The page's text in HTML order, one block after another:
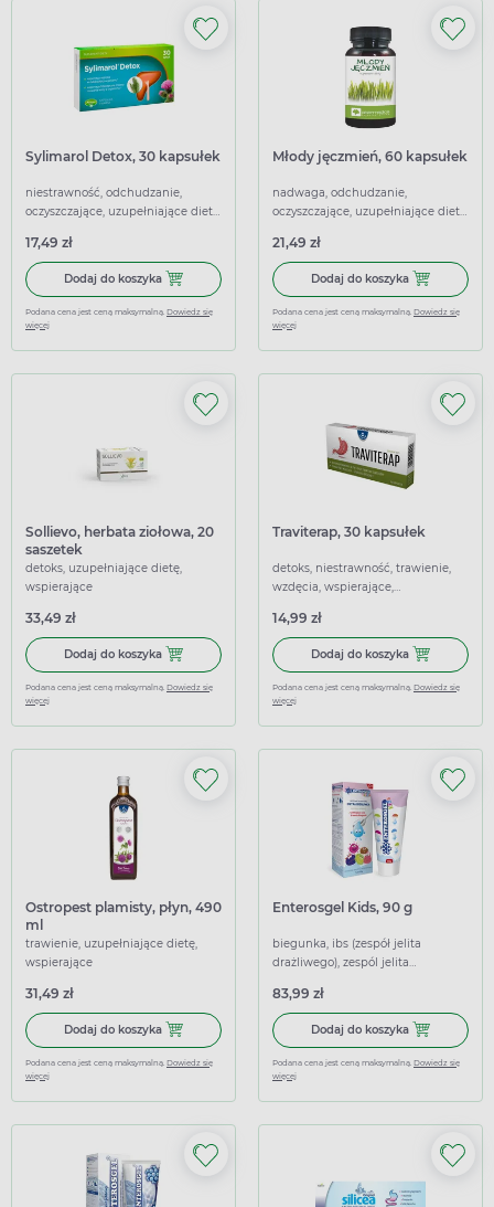
Sylimarol Detox, 30 kapsułek
niestrawność, odchudzanie,
oczyszczające, uzupełniające dietę,
17,49 zł
Dodaj do koszyka Dodaj do koszyka Sylimarol Detox, 30 kapsułek
Podana cena jest ceną maksymalną. Dowiedz się
więcej
Młody jęczmień, 60 kapsułek
nadwaga, odchudzanie,
oczyszczające, uzupełniające dietę,
21,49 zł
Dodaj do koszyka Dodaj do
Podana cena jest ceną maksymalną. Dowiedz się
więcej
Sollievo, herbata ziołowa, 20
saszetek
detoks, uzupełniające dietę,
wspierające
33,49 zł
Dodaj do koszyka Dodaj do koszyka Sollievo, herbata ziołowa, 20 saszetek
Podana cena jest ceną maksymalną. Dowiedz się
więcej
Traviterap, 30 kapsułek
detoks, niestrawność, trawienie,
wzdęcia, wspierające,
14,99 zł
Dodaj do koszyka Dodaj do
Podana cena jest ceną maksymalną. Dowiedz się
więcej
Ostropest plamisty, płyn, 490
ml
trawienie, uzupełniające dietę,
wspierające
31,49 zł
Dodaj do koszyka Dodaj do koszyka Ostropest plamisty, płyn, 490 ml
Podana cena jest ceną maksymalną. Dowiedz się
więcej
Enterosgel Kids, 90 g
biegunka, ibs (zespół jelita
drażliwego), zespól jelita
przeciwbiegunkowe
83,99 zł
Dodaj do koszyka Dodaj do
Podana cena jest ceną maksymalną. Dowiedz się
więcej